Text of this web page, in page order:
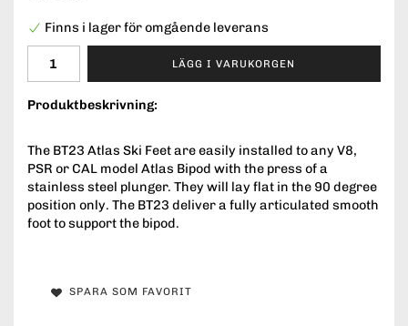
Finns i lager för omgående leverans
LÄGG I VARUKORGEN
Produktbeskrivning:
The BT23 Atlas Ski Feet are easily installed to any V8,
PSR or CAL model Atlas Bipod with the press of a
stainless steel plunger. They will lay flat in the 90 degree
position only. The BT23 deliver a fully articulated smooth
foot to support the bipod.
SPARA SOM FAVORIT